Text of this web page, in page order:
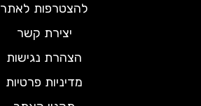
להצטרפות לאתר
יצירת קשר
הצהרת נגישות
מדיניות פרטיות